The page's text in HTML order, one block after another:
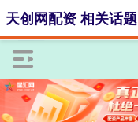
天创网配资 相关话题